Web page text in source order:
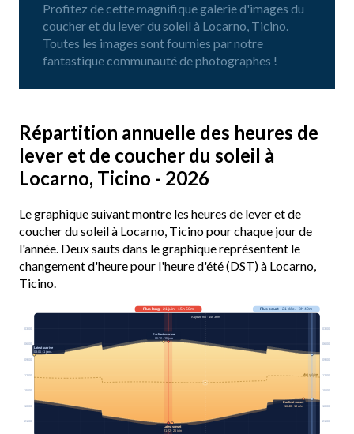
Profitez de cette magnifique galerie d'images du
coucher et du lever du soleil à Locarno, Ticino.
Toutes les images sont fournies par notre
fantastique communauté de photographes !
Répartition annuelle des heures de
lever et de coucher du soleil à
Locarno, Ticino - 2026
Le graphique suivant montre les heures de lever et de
coucher du soleil à Locarno, Ticino pour chaque jour de
l'année. Deux sauts dans le graphique représentent le
changement d'heure pour l'heure d'été (DST) à Locarno,
Ticino.
Midi solaire
03:00 03:00
06:00 06:00
09:00 09:00
12:00 12:00
15:00 15:00
18:00 18:00
21:00 21:00
Plus long· 21 juin · 15h 50m Plus court· 21 déc. · 8h 40m
Aujourd’hui · 14h 36m
Earliest sunrise
05:30 · 15 juin
Latest sunrise
08:05 · 1 janv.
Earliest sunset
16:40 · 10 déc.
Latest sunset
21:22 · 26 juin